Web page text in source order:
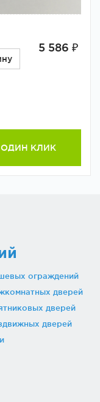
5 586 ₽
ОДИН КЛИК
ограждений
дверей
дверей
дверей